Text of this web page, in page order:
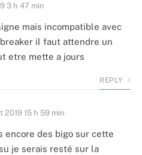
3 h 47 min
mais incompatible avec
il faut attendre un
etre mette a jours
REPLY
2019 15 h 59 min
encore des bigo sur cette
je serais resté sur la